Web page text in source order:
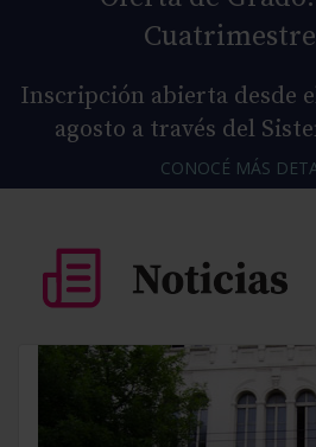
Cuatrimestre
Inscripción abierta desde
agosto a través del
CONOCÉ MÁS